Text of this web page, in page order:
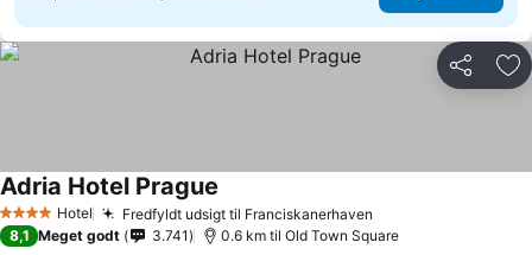
Del
4 StjernerHotel Fredfyldt udsigt til Franciskanerhaven
Adria Hotel Prague
8,1 Meget godt 3.741 0.6 km til Old Town Square